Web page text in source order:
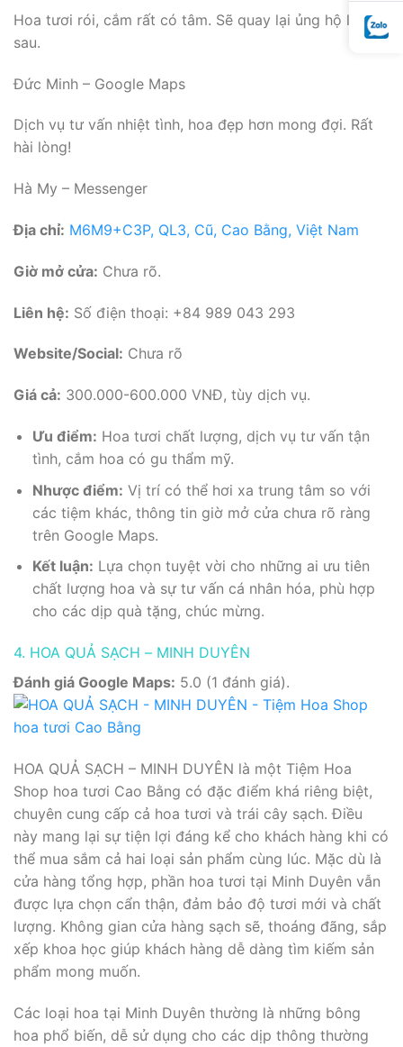
Hoa tươi rói, cắm rất có tâm. Sẽ quay lại ủng hộ lần
sau.
Đức Minh – Google Maps
Dịch vụ tư vấn nhiệt tình, hoa đẹp hơn mong đợi. Rất
hài lòng!
Hà My – Messenger
Địa chỉ: M6M9+C3P, QL3, Cũ, Cao Bằng, Việt Nam
Giờ mở cửa: Chưa rõ.
Liên hệ: Số điện thoại: +84 989 043 293
Website/Social: Chưa rõ
Giá cả: 300.000-600.000 VNĐ, tùy dịch vụ.
Ưu điểm: Hoa tươi chất lượng, dịch vụ tư vấn tận
tình, cắm hoa có gu thẩm mỹ.
Nhược điểm: Vị trí có thể hơi xa trung tâm so với
các tiệm khác, thông tin giờ mở cửa chưa rõ ràng
trên Google Maps.
Kết luận: Lựa chọn tuyệt vời cho những ai ưu tiên
chất lượng hoa và sự tư vấn cá nhân hóa, phù hợp
cho các dịp quà tặng, chúc mừng.
4. HOA QUẢ SẠCH – MINH DUYÊN
Đánh giá Google Maps: 5.0 (1 đánh giá).
HOA QUẢ SẠCH – MINH DUYÊN là một Tiệm Hoa
Shop hoa tươi Cao Bằng có đặc điểm khá riêng biệt,
chuyên cung cấp cả hoa tươi và trái cây sạch. Điều
này mang lại sự tiện lợi đáng kể cho khách hàng khi có
thể mua sắm cả hai loại sản phẩm cùng lúc. Mặc dù là
cửa hàng tổng hợp, phần hoa tươi tại Minh Duyên vẫn
được lựa chọn cẩn thận, đảm bảo độ tươi mới và chất
lượng. Không gian cửa hàng sạch sẽ, thoáng đãng, sắp
xếp khoa học giúp khách hàng dễ dàng tìm kiếm sản
phẩm mong muốn.
Các loại hoa tại Minh Duyên thường là những bông
hoa phổ biến, dễ sử dụng cho các dịp thông thường